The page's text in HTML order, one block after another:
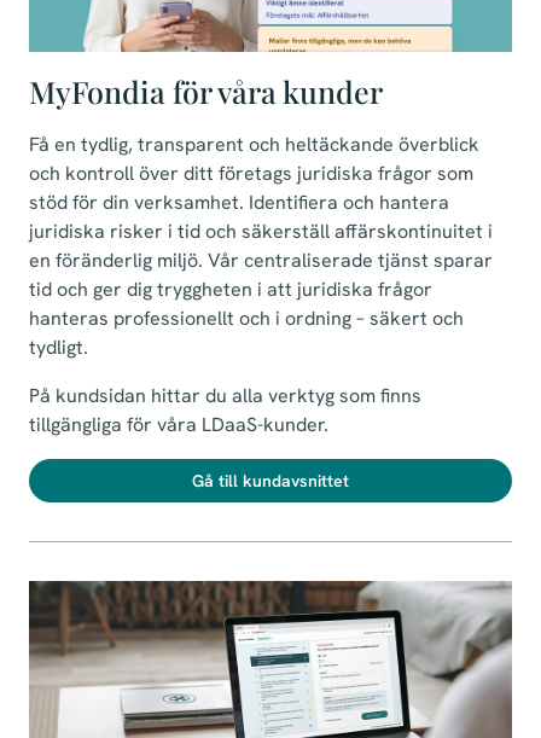
MyFondia för våra kunder
Få en tydlig, transparent och heltäckande överblick
och kontroll över ditt företags juridiska frågor som
stöd för din verksamhet. Identifiera och hantera
juridiska risker i tid och säkerställ affärskontinuitet i
en föränderlig miljö. Vår centraliserade tjänst sparar
tid och ger dig tryggheten i att juridiska frågor
hanteras professionellt och i ordning – säkert och
tydligt.
På kundsidan hittar du alla verktyg som finns
tillgängliga för våra LDaaS-kunder.
Gå till kundavsnittet